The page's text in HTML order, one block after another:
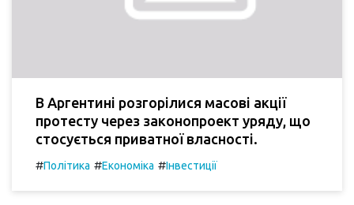
В Аргентині розгорілися масові акції
протесту через законопроект уряду, що
стосується приватної власності.
#Політика #Економіка #Інвестиції